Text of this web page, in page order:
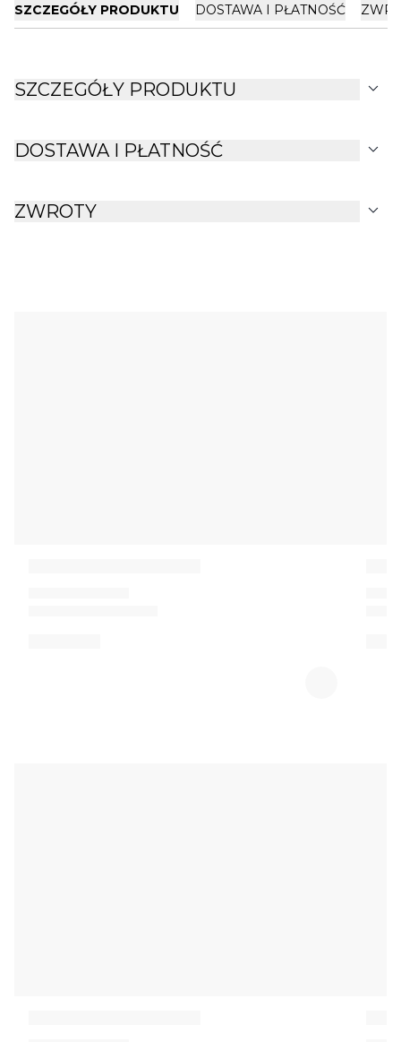
SZCZEGÓŁY PRODUKTU DOSTAWA I PŁATNOŚĆ
SZCZEGÓŁY PRODUKTU expand_more
DOSTAWA I PŁATNOŚĆ expand_more
ZWROTY expand_more